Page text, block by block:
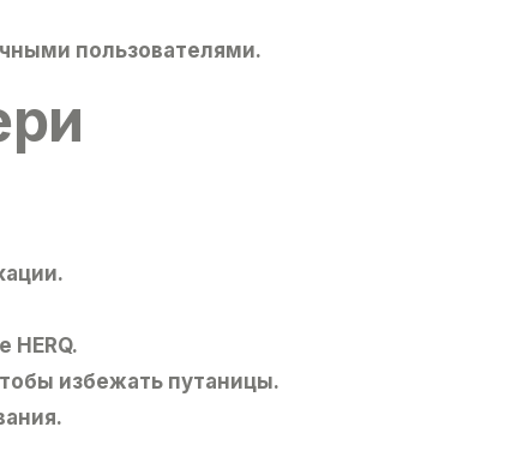
пользователями.
избежать путаницы.